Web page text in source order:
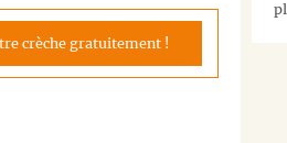
crèche gratuitement !